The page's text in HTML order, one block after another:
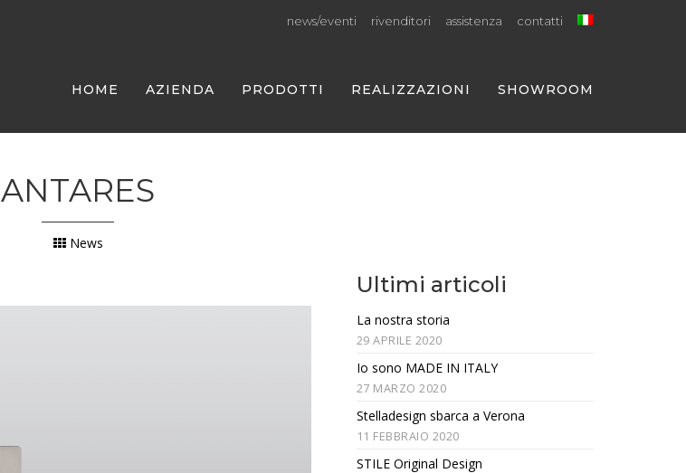
news/eventi rivenditori assistenza contatti
HOME AZIENDA PRODOTTI REALIZZAZIONI SHOWROOM
ANTARES
News
Ultimi articoli
La nostra storia
29 APRILE 2020
Io sono MADE IN ITALY
27 MARZO 2020
Stelladesign sbarca a Verona
11 FEBBRAIO 2020
STILE Original Design